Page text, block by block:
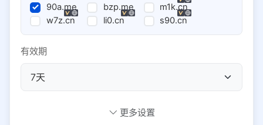
90a.me bzp.me
m1k.cn
w7z.cn
li0.cn s90.cn
有效期
更多设置